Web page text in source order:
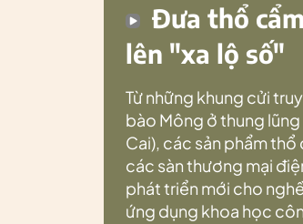
Đưa thổ
lên "xa lộ số"
Từ những khung cửi
bào Mông ở thung
Cai), các sản phẩm thổ
các sàn thương mại
phát triển mới cho
ứng dụng khoa học